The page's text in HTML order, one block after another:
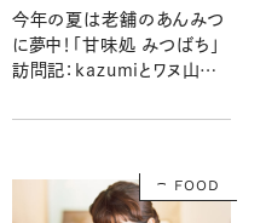
今年の夏は老舗のあんみつ
に夢中！「甘味処 みつばち」
訪問記：kazumiとワヌ山の
FOOD